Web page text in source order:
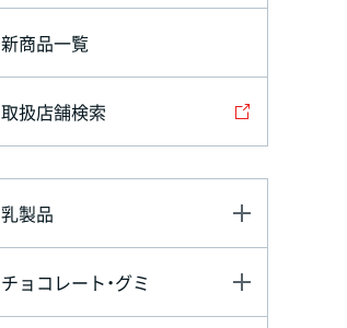
新商品一覧
取扱店舗検索
乳製品
チョコレート・グミ